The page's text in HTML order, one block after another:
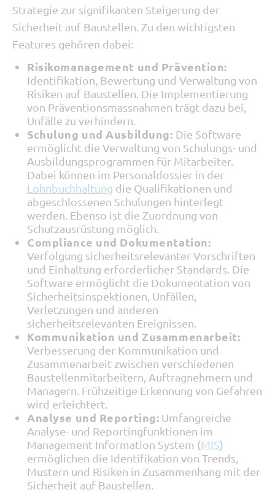
Strategie zur signifikanten Steigerung der
Sicherheit auf Baustellen. Zu den wichtigsten
Features gehören dabei:
Risikomanagement und Prävention:
Identifikation, Bewertung und Verwaltung von
Risiken auf Baustellen. Die Implementierung
von Präventionsmassnahmen trägt dazu bei,
Unfälle zu verhindern.
Schulung und Ausbildung: Die Software
ermöglicht die Verwaltung von Schulungs- und
Ausbildungsprogrammen für Mitarbeiter.
Dabei können im Personaldossier in der
Lohnbuchhaltung die Qualifikationen und
abgeschlossenen Schulungen hinterlegt
werden. Ebenso ist die Zuordnung von
Schutzausrüstung möglich.
Compliance und Dokumentation:
Verfolgung sicherheitsrelevanter Vorschriften
und Einhaltung erforderlicher Standards. Die
Software ermöglicht die Dokumentation von
Sicherheitsinspektionen, Unfällen,
Verletzungen und anderen
sicherheitsrelevanten Ereignissen.
Kommunikation und Zusammenarbeit:
Verbesserung der Kommunikation und
Zusammenarbeit zwischen verschiedenen
Baustellenmitarbeitern, Auftragnehmern und
Managern. Frühzeitige Erkennung von Gefahren
wird erleichtert.
Analyse und Reporting: Umfangreiche
Analyse- und Reportingfunktionen im
Management Information System (MIS)
ermöglichen die Identifikation von Trends,
Mustern und Risiken in Zusammenhang mit der
Sicherheit auf Baustellen.